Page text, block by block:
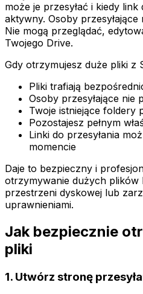
może je przesyłać i kiedy link
aktywny. Osoby przesyłające
Nie mogą przeglądać,
Twojego Drive.
Gdy otrzymujesz duże pliki z
Pliki trafiają
Osoby przesyłające nie
Twoje istniejące foldery
Pozostajesz pełnym
Linki do przesyłania
momencie
Daje to bezpieczny i
otrzymywanie dużych plików
przestrzeni dyskowej lub
uprawnieniami.
Jak bezpiecznie
pliki
1. Utwórz stronę